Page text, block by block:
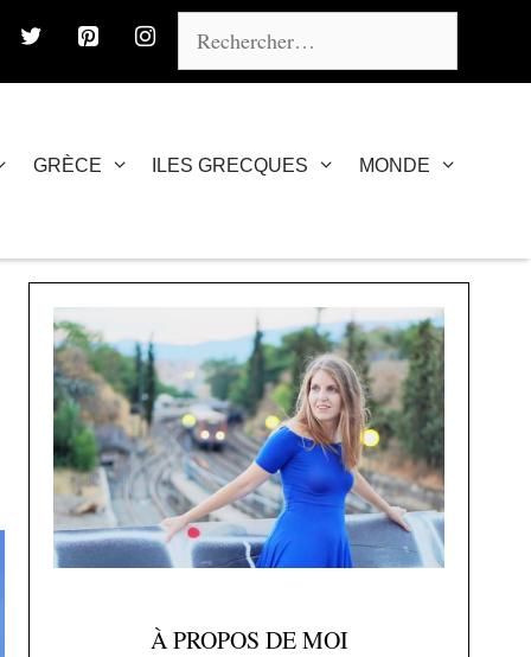
GRÈCE ILES GRECQUES MONDE
À PROPOS DE MOI